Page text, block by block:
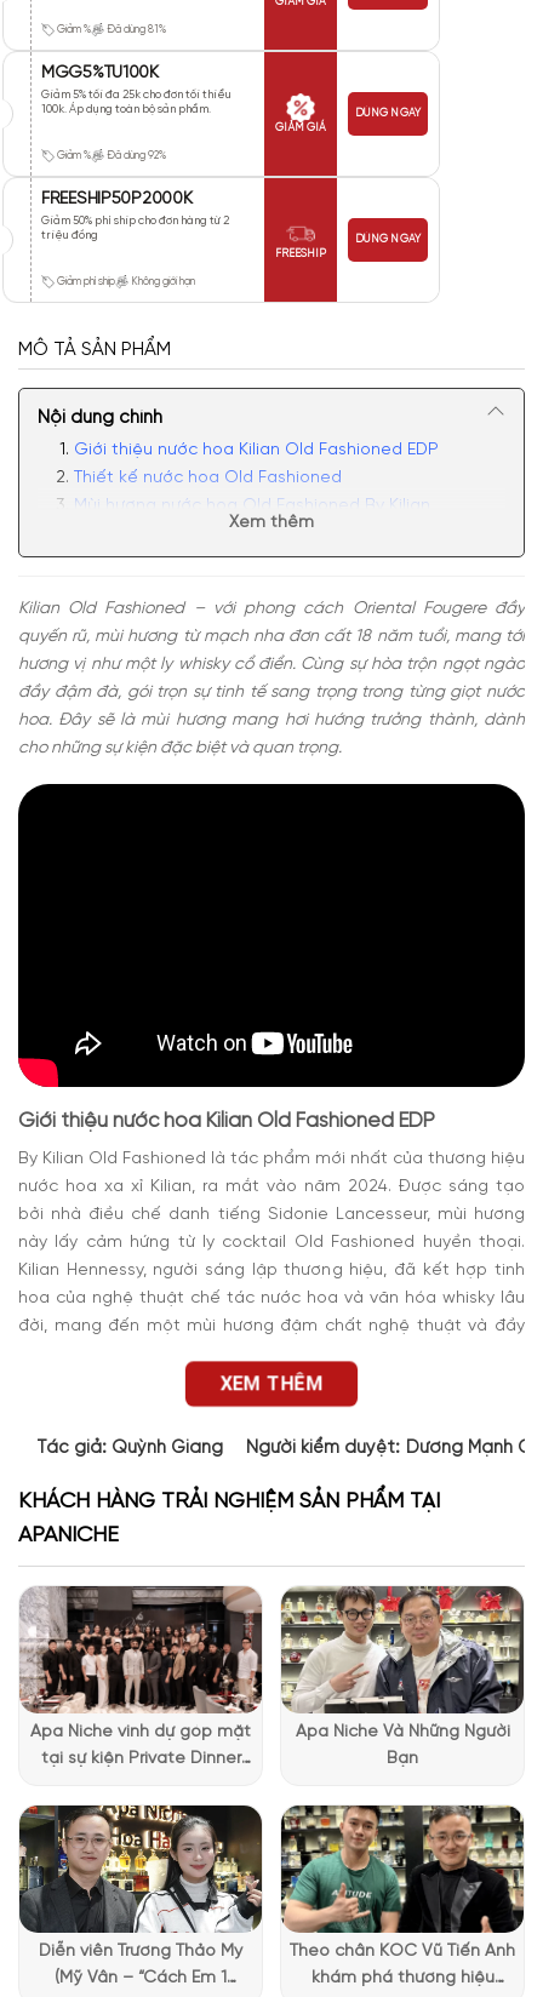
Giảm % Đã dùng 81%
GIẢM GIÁ
MGG5%TU100K
Giảm 5% tối đa 25k cho đơn tối thiểu
100k. Áp dụng toàn bộ sản phẩm.
Giảm % Đã dùng 92%
GIẢM GIÁ
DÙNG NGAY
FREESHIP50P2000K
Giảm 50% phí ship cho đơn hàng từ 2
triệu đồng
Giảm phí ship Không giới hạn
FREESHIP
DÙNG NGAY
MÔ TẢ SẢN PHẨM
Nội dung chính
Giới thiệu nước hoa Kilian Old Fashioned EDP
Thiết kế nước hoa Old Fashioned
Mùi hương nước hoa Old Fashioned By Kilian
Xem thêm
Kilian Old Fashioned – với phong cách Oriental Fougere đầy
quyến rũ, mùi hương từ mạch nha đơn cất 18 năm tuổi, mang tới
hương vị như một ly whisky cổ điển. Cùng sự hòa trộn ngọt ngào
đầy đậm đà, gói trọn sự tinh tế sang trọng trong từng giọt nước
hoa. Đây sẽ là mùi hương mang hơi hướng trưởng thành, dành
cho những sự kiện đặc biệt và quan trọng.
Giới thiệu nước hoa Kilian Old Fashioned EDP
By Kilian Old Fashioned là tác phẩm mới nhất của thương hiệu
nước hoa xa xỉ Kilian, ra mắt vào năm 2024. Được sáng tạo
bởi nhà điều chế danh tiếng Sidonie Lancesseur, mùi hương
này lấy cảm hứng từ ly cocktail Old Fashioned huyền thoại.
Kilian Hennessy, người sáng lập thương hiệu, đã kết hợp tinh
hoa của nghệ thuật chế tác nước hoa và văn hóa whisky lâu
đời, mang đến một mùi hương đậm chất nghệ thuật và đầy
Thiết kế nước hoa Old Fashioned
XEM THÊM
Tác giả: Quỳnh Giang Người kiểm duyệt: Dương Mạnh
KHÁCH HÀNG TRẢI NGHIỆM SẢN PHẨM TẠI
APANICHE
Apa Niche vinh dự góp mặt
tại sự kiện Private Dinner
Vietnam
Apa Niche Và Những Người
Bạn
Diễn viên Trương Thảo My
(Mỹ Vân – “Cách Em 1
Theo chân KOC Vũ Tiến Anh
khám phá thương hiệu